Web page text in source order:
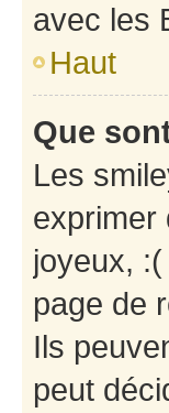
avec les
Haut
Que
Les
exprimer
joyeux,
page de
Ils
peut